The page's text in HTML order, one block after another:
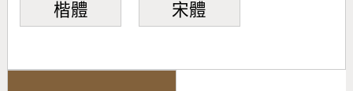
楷體 宋體